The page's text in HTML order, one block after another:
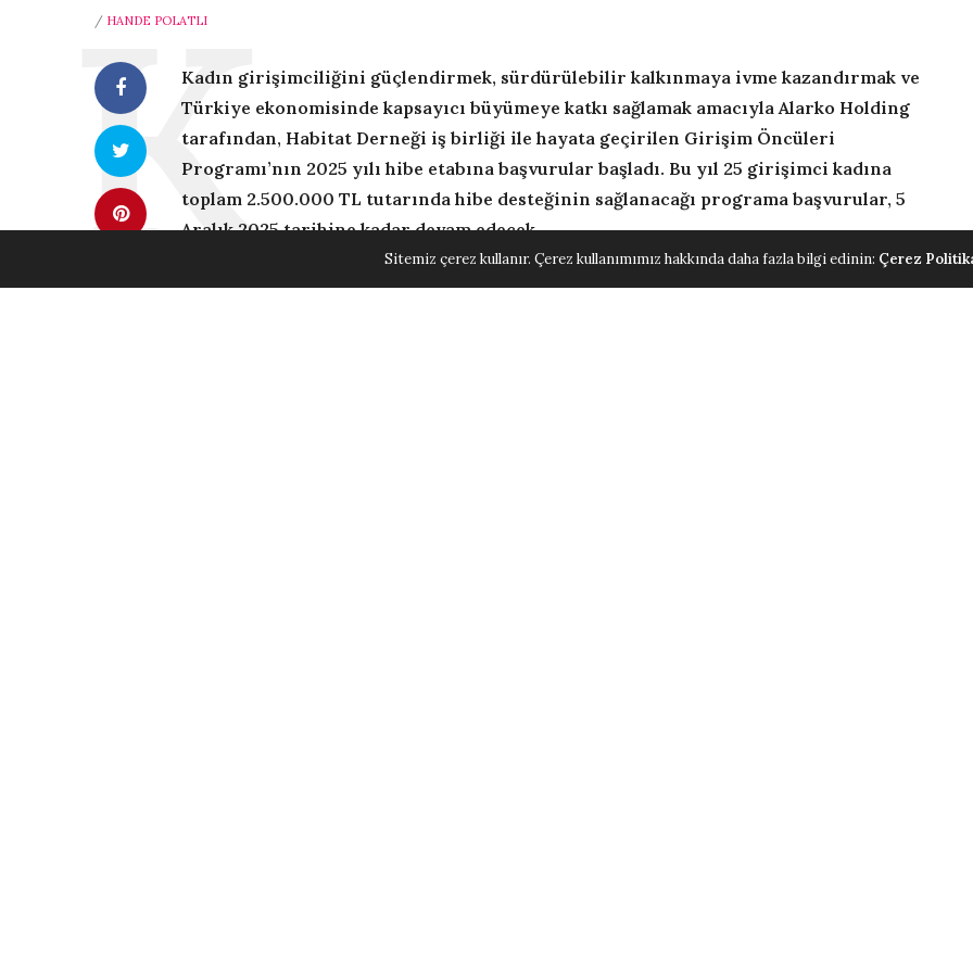
/ HANDE POLATLI
Kadın girişimciliğini güçlendirmek, sürdürülebilir kalkınmaya ivme kazandırmak ve
Türkiye ekonomisinde kapsayıcı büyümeye katkı sağlamak amacıyla Alarko Holding
tarafından, Habitat Derneği iş birliği ile hayata geçirilen Girişim Öncüleri
Programı’nın 2025 yılı hibe etabına başvurular başladı. Bu yıl 25 girişimci kadına
toplam 2.500.000 TL tutarında hibe desteğinin sağlanacağı programa başvurular, 5
Aralık 2025 tarihine kadar devam edecek.
Sitemiz çerez kullanır. Çerez kullanımımız hakkında daha fazla bilgi edinin: Çerez